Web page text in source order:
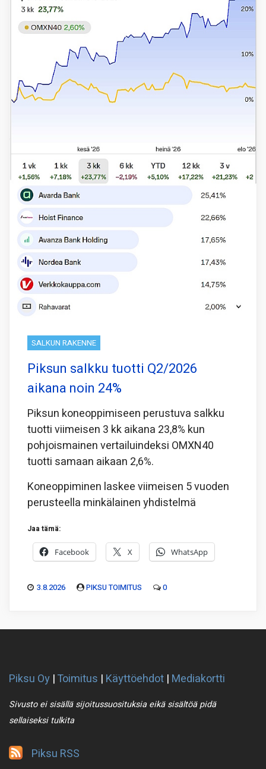
SALKUN RAKENNE
Piksun salkku tuotti Q2/2026
aikana noin 24%
Piksun koneoppimiseen perustuva salkku
tuotti viimeisen 3 kk aikana 23,8% kun
pohjoismainen vertailuindeksi OMXN40
tuotti samaan aikaan 2,6%.
Koneoppiminen laskee viimeisen 5 vuoden
perusteella minkälainen yhdistelmä
Jaa tämä:
Facebook X WhatsApp
3.8.2026 PIKSU TOIMITUS 0
Piksu Oy |Toimitus | Käyttöehdot | Mediakortti
Sivusto ei sisällä sijoitussuosituksia eikä sisältöä pidä
sellaiseksi tulkita
Piksu RSS